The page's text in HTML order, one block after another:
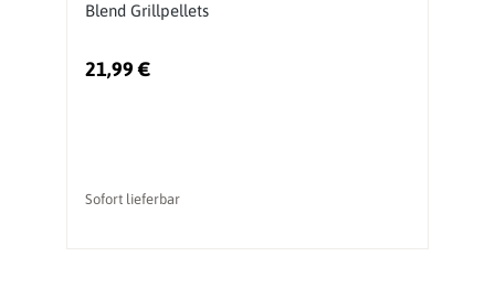
Blend Grillpellets
21,99 €
Sofort lieferbar